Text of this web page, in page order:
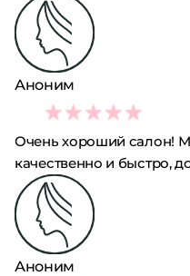
Аноним
4
Очень хороший салон!
качественно и быстро,
Аноним